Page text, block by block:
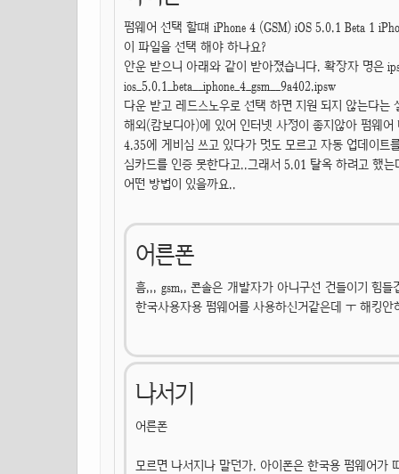
펌웨어 선택 할떄 iPhone 4 (GSM) iOS 5.0.1 Beta 1
이 파일을 선택 해야 하나요?
안운 받으니 아래와 같이 받아졌습니다. 확장자 명은
ios_5.0.1_beta__iphone_4_gsm__9a402.ipsw
다운 받고 레드스노우로 선택 하면 지원 되지 않는다는
해외(캄보디아)에 있어 인터넷 사정이 좋지않아 펌웨
4.35에 게비심 쓰고 있다가 멋도 모르고 자동 업데이
심카드를 인증 못한다고..그래서 5.01 탈옥 하려고 했
어떤 방법이 있을까요..
어른폰
흠,,, gsm,, 콘솔은 개발자가 아니구선 건들이기 힘
한국사용자용 펌웨어를 사용하신거같은데 ㅜ 해킹
나서기
어른폰
모르면 나서지나 말던가. 아이폰은 한국용 펌웨어가